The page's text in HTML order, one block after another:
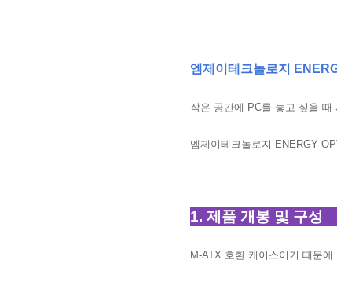
엠제이테크놀로지
작은 공간에 PC를 놓고 싶을 때
엠제이테크놀로지 ENERGY
1. 제품 개봉 및 구성
M-ATX 호환 케이스이기 때문